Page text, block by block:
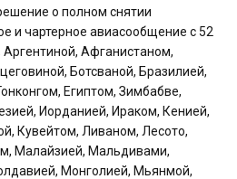
о полном снятии
и чартерное авиасообщение с 52
Афганистаном,
Ботсваной, Бразилией,
Египтом, Зимбабве,
Иорданией, Ираком, Кенией,
Кувейтом, Ливаном, Лесото,
Малайзией, Мальдивами,
Монголией, Мьянмой,